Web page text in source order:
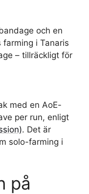
och en
i Tanaris
– tillräckligt för
med en AoE-
per run, enligt
. Det är
solo-farming i
på